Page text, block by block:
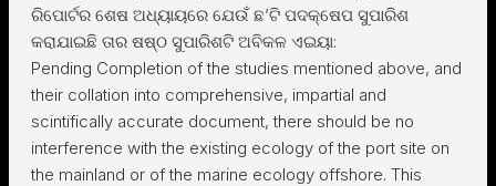
ରିପୋର୍ଟର ଶେଷ ଅଧ୍ୟାୟରେ ଯେଉଁ ଛ’ଟି ପଦକ୍ଷେପ ସୁପାରିଶ
କରାଯାଇଛି ତାର ଷଷ୍ଠ ସୁପାରିଶଟି ଅବିକଳ ଏଇୟା:
Pending Completion of the studies mentioned above, and
their collation into comprehensive, impartial and
scintifically accurate document, there should be no
interference with the existing ecology of the port site on
the mainland or of the marine ecology offshore. This